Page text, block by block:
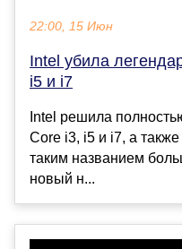
22:00, 15 Июн
Intel убила
i5 и i7
Intel решила
Core i3, i5 и i7, а
таким названием
новый н...